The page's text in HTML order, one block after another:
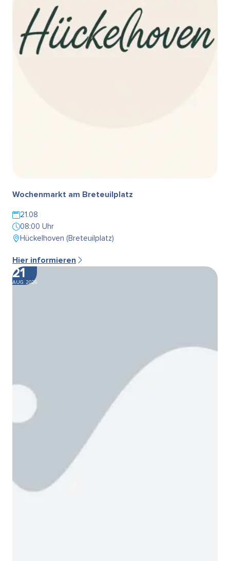
Wochenmarkt am Breteuilplatz
21.08
08:00 Uhr
Hückelhoven (Breteuilplatz)
Hier informieren
21
AUG. 2026